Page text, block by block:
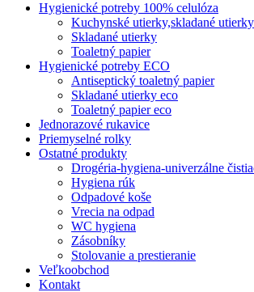
Hygienické potreby 100% celulóza
Kuchynské utierky,skladané utierky
Skladané utierky
Toaletný papier
Hygienické potreby ECO
Antiseptický toaletný papier
Skladané utierky eco
Toaletný papier eco
Jednorazové rukavice
Priemyselné rolky
Ostatné produkty
Drogéria-hygiena-univerzálne
Hygiena rúk
Odpadové koše
Vrecia na odpad
WC hygiena
Zásobníky
Stolovanie a prestieranie
Veľkoobchod
Kontakt